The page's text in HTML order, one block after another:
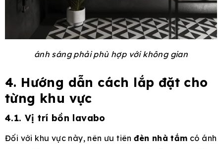
ánh sáng phải phù hợp với không gian
4. Hướng dẫn cách lắp đặt cho
từng khu vực
4.1. Vị trí bồn lavabo
Đối với khu vực này, nên ưu tiênđèn nhà tắm có ánh